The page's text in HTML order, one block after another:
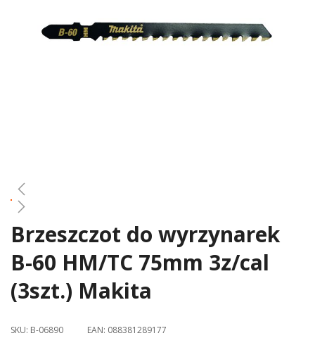
Skip
the
beginning
of
images
Brzeszczot do wyrzynarek
B-60 HM/TC 75mm 3z/cal
(3szt.) Makita
SKU: B-06890 EAN: 088381289177